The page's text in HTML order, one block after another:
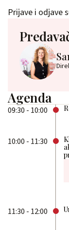
Prijave i odjave
Agenda
09:30 - 10:00
10:00 - 11:30
11:30 - 12:00